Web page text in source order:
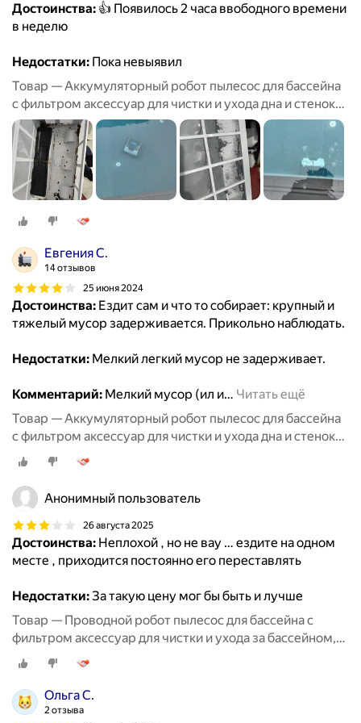
Достоинства: 👍 Появилось 2 часа ввободного времени
в неделю
Недостатки: Пока невыявил
Товар — Аккумуляторный робот пылесос для бассейна
с фильтром аксессуар для чистки и ухода дна и стенок
бассейна, беспроводной робот пылесос до 150 кв. м
Евгения С.
14 отзывов
25 июня 2024
Достоинства: Ездит сам и что то собирает: крупный и
тяжелый мусор задерживается. Прикольно наблюдать.
Недостатки: Мелкий легкий мусор не задерживает.
Комментарий: Мелкий мусор (ил и… Читать ещё
Товар — Аккумуляторный робот пылесос для бассейна
с фильтром аксессуар для чистки и ухода дна и стенок
бассейна, беспроводной робот пылесос до 150 кв. м
Анонимный пользователь
26 августа 2025
Достоинства: Неплохой , но не вау … ездите на одном
месте , приходится постоянно его переставлять
Недостатки:За такую цену мог бы быть и лучше
Товар — Проводной робот пылесос для бассейна с
фильтром аксессуар для чистки и ухода за бассейном,
робот пылесос до 28 кв. м
Ольга С.
2 отзыва